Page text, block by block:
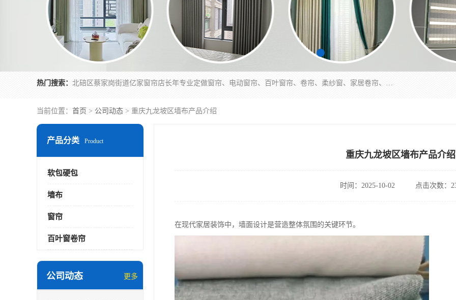
热门搜索： 北碚区蔡家岗街道亿家窗帘店长年专业定做窗帘、电动窗帘、百叶窗帘、卷帘、柔纱窗、家居卷帘、香格里拉帘、垂直帘、等等，软包、各种形状软包硬包，墙布、素色、绣花、硅藻泥、高精密各种墙布，免费测量、免费安装，欢迎咨询
当前位置： 首页 > 公司动态 > 重庆九龙坡区墙布产品介绍
产品分类 Product
软包硬包
墙布
窗帘
百叶窗卷帘
公司动态 更多
重庆九龙坡区墙布产品介绍
时间：2025-10-02 点击次数：
在现代家居装饰中，墙面设计是营造整体氛围的关键环节。